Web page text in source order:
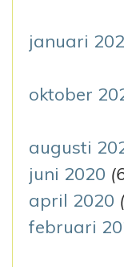
januari
oktober
augusti
juni 2020
april 2020
februari